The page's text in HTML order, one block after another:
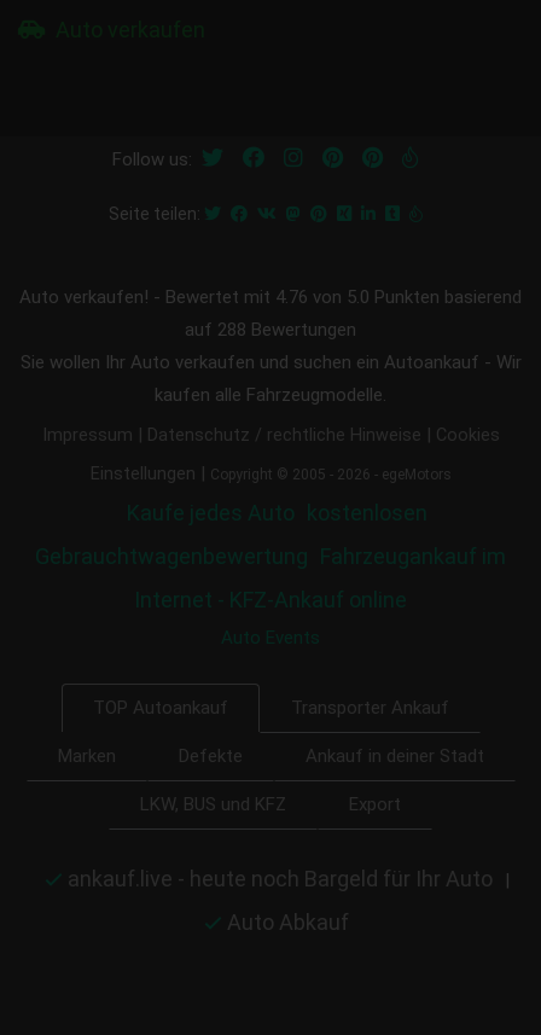
Follow us:
Seite teilen:
Auto verkaufen! - Bewertet mit 4.76 von 5.0 Punkten basierend
auf 288 Bewertungen
Sie wollen Ihr Auto verkaufen und suchen ein Autoankauf - Wir
kaufen alle Fahrzeugmodelle.
Impressum | Datenschutz / rechtliche Hinweise | Cookies
Einstellungen | Copyright © 2005 - 2026 - egeMotors
Kaufe jedes Auto kostenlosen
Gebrauchtwagenbewertung Fahrzeugankauf im
Internet - KFZ-Ankauf online
Auto Events
TOP Autoankauf Transporter Ankauf
Marken Defekte Ankauf in deiner Stadt
LKW, BUS und KFZ Export
ankauf.live - heute noch Bargeld für Ihr Auto |
Auto Abkauf